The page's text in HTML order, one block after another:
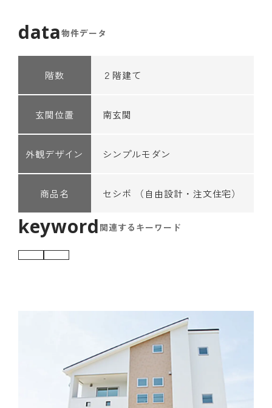
物件データ
階数 ２階建て
玄関位置 南玄関
外観デザイン シンプルモダン
商品名 セシボ （自由設計・注文住宅）
関連するキーワード